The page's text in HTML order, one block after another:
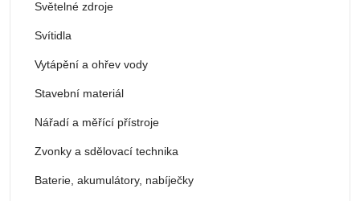
Světelné zdroje
Svítidla
Vytápění a ohřev vody
Stavební materiál
Nářadí a měřící přístroje
Zvonky a sdělovací technika
Baterie, akumulátory, nabíječky